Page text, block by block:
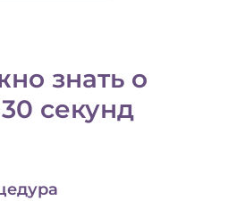
знать о
секунд